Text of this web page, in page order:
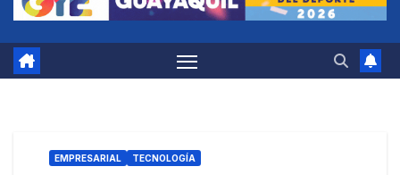
EMPRESARIAL TECNOLOGÍA